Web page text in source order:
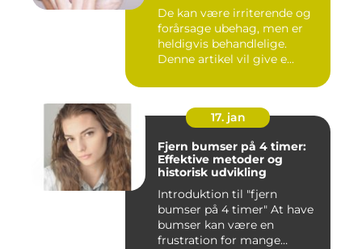
De kan være irriterende og
forårsage ubehag, men er
heldigvis behandlelige.
Denne artikel vil give e...
17. jan
Fjern bumser på 4 timer:
Effektive metoder og
historisk udvikling
Introduktion til "fjern
bumser på 4 timer" At have
bumser kan være en
frustration for mange